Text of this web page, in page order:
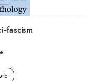
fascism